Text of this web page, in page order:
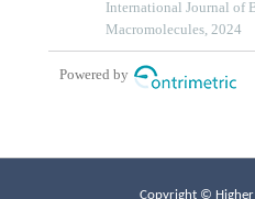
Copyright © Higher